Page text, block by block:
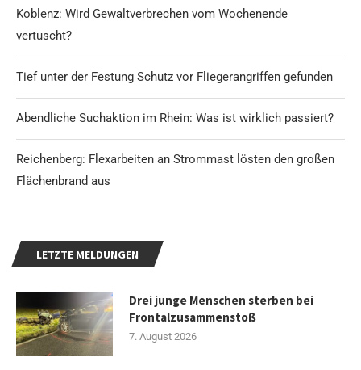
Koblenz: Wird Gewaltverbrechen vom Wochenende
vertuscht?
Tief unter der Festung Schutz vor Fliegerangriffen gefunden
Abendliche Suchaktion im Rhein: Was ist wirklich passiert?
Reichenberg: Flexarbeiten an Strommast lösten den großen
Flächenbrand aus
LETZTE MELDUNGEN
Drei junge Menschen sterben bei
Frontalzusammenstoß
7. August 2026